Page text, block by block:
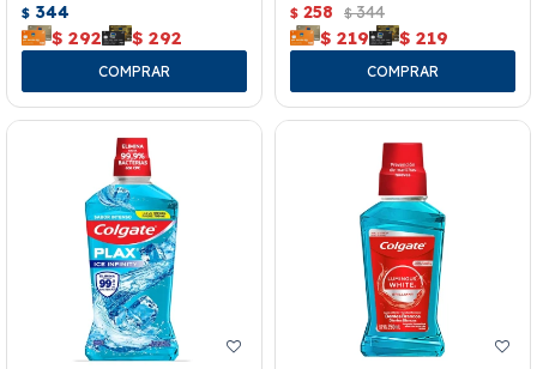
$ 344
$ 292 $ 292
$ 258 $ 344
$ 219 $ 219